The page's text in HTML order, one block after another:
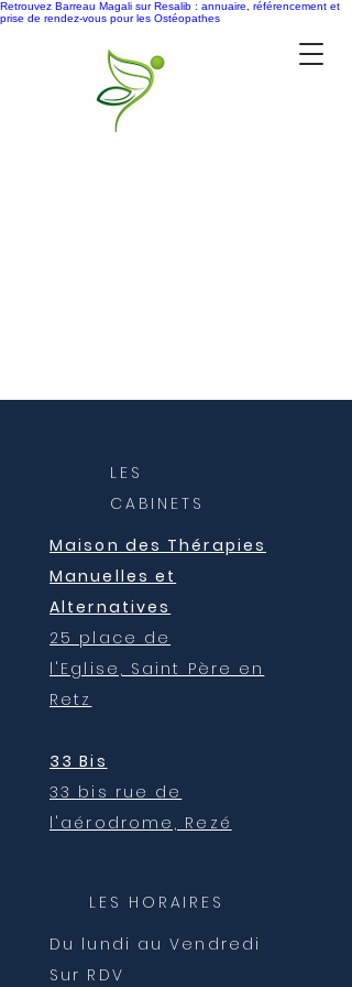
Retrouvez Barreau Magali sur Resalib : annuaire, référencement et
prise de rendez-vous pour les Ostéopathes
LES
CABINETS
Maison des Thérapies
Manuelles et
Alternatives
25 place de
l'Eglise, Saint Père en
Retz
33 Bis
33 bis rue de
l'aérodrome, Rezé
LES HORAIRES
Du lundi au Vendredi
Sur RDV